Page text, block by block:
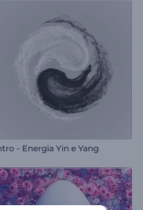
- Energia Yin e Yang